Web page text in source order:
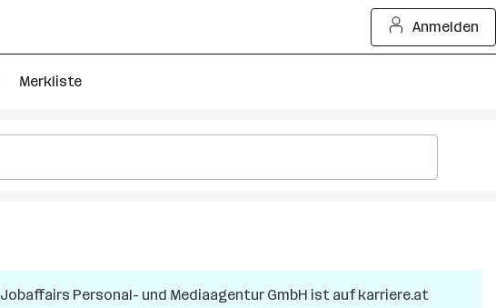
Anmelden
Merkliste
Jobaffairs Personal- und Mediaagentur GmbH ist auf karriere.at